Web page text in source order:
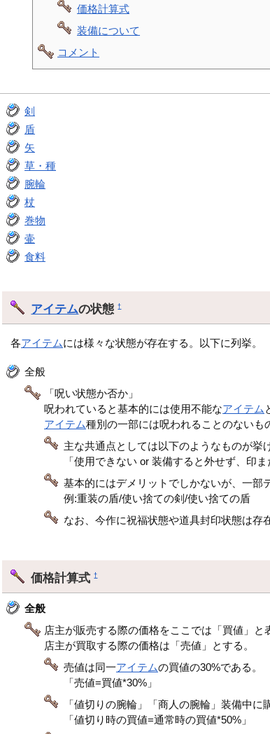
価格計算式
装備について
コメント
剣
盾
矢
草・種
腕輪
杖
巻物
壷
食料
アイテムの状態†
各アイテムには様々な状態が存在する。以下に列挙。
全般
「呪い状態か否か」
呪われていると基本的には使用不能なアイテム
アイテム種別の一部には呪われることのないも
主な共通点としては以下のようなものが挙
「使用できない or 装備すると外せず、印
基本的にはデメリットでしかないが、一部
例:重装の盾/使い捨ての剣/使い捨ての盾
なお、今作に祝福状態や道具封印状態は存
価格計算式†
全般
店主が販売する際の価格をここでは「買値」と
店主が買取する際の価格は「売値」とする。
売値は同一アイテムの買値の30%である。
「売値=買値*30%」
「値切りの腕輪」「商人の腕輪」装備中
「値切り時の買値=通常時の買値*50%」